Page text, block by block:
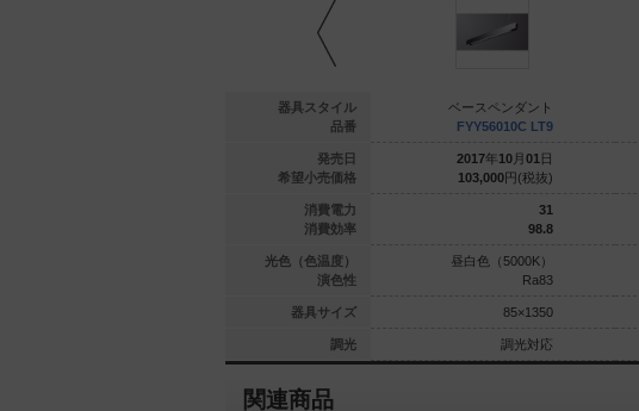
器具スタイル
品番
発売日
希望小売価格
消費電力
消費効率
光色（色温度）
演色性
器具サイズ
調光
ベースペンダント
円(税抜)
31
94.1
白色（4000K）
85×1110
ベースペンダント
FYY56010C LT9
2017年10月 01 日
103,000円(税抜)
31
98.8
昼白色（5000K）
Ra83
85×1350
調光対応
関連商品